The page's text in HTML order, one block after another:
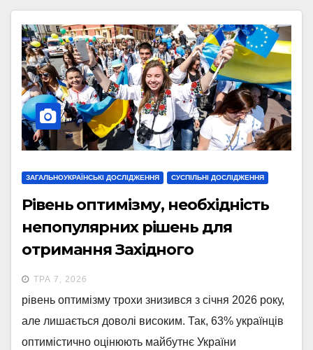
ЗАГАЛЬНОУКРАЇНСЬКІ ДОСЛІДЖЕННЯ СУСПІЛЬНІ ДОСЛІДЖЕННЯ
Рівень оптимізму, необхідність
непопулярних рішень для
отримання Західного
фінансування, сприйняття
загроз: результати опитування,
проведеного 20-27 квітня 2026
року
ТРА 7, 2026
рівень оптимізму трохи знизився з січня 2026 року,
але лишається доволі високим. Так, 63% українців
оптимістично оцінюють майбутнє України